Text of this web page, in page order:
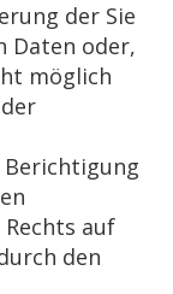
der Sie
Daten oder,
möglich
Berichtigung
auf
den